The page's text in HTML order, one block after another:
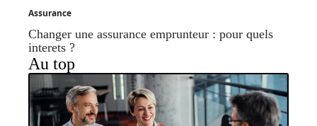
Assurance
Changer une assurance emprunteur : pour quels
interets ?
Au top